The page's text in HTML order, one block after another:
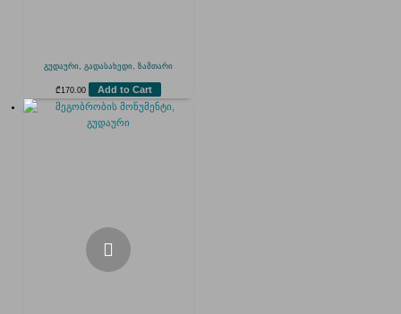
გუდაური, გადასახედი, ზამთარი
₾ 170.00 Add to Cart